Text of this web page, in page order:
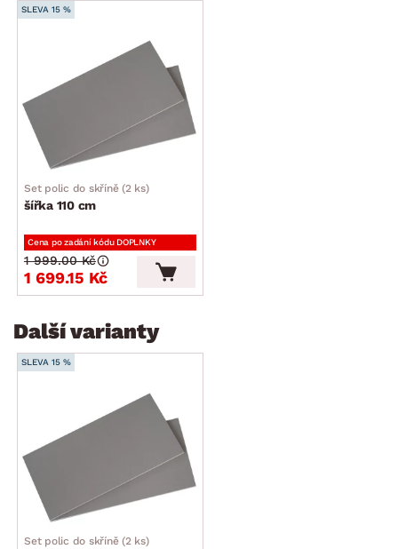
SLEVA 15 %
Set polic do skříně (2 ks)
šířka 110 cm
Cena po zadání kódu DOPLNKY
1 699.15 Kč
1 999.00 Kč
Další varianty
SLEVA 15 %
Set polic do skříně (2 ks)